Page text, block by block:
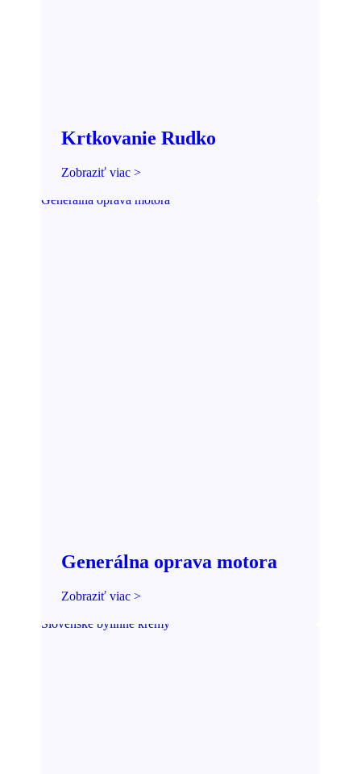
Krtkovanie Rudko
Zobraziť viac >
Generálna oprava motora
Generálna oprava motora
Zobraziť viac >
Slovenské bylinné krémy